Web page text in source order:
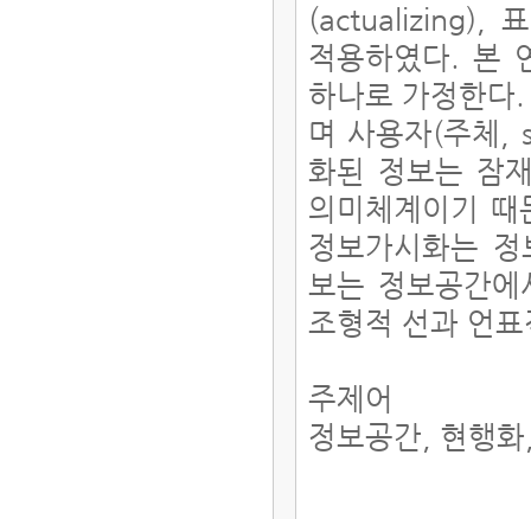
(actualizing),
적용하였다. 본
하나로 가정한
며 사용자(주체,
화된 정보는 잠
의미체계이기
정보가시화는
보는 정보공간
조형적 선과 언
주제어
정보공간, 현행